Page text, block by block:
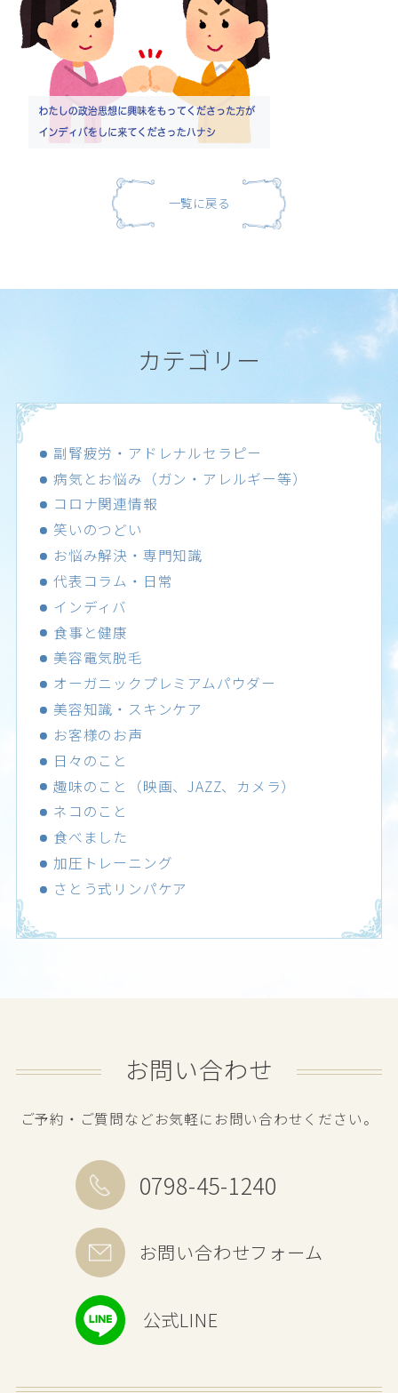
一覧に戻る
カテゴリー
副腎疲労・アドレナルセラピー
病気とお悩み（ガン・アレルギー等）
コロナ関連情報
笑いのつどい
お悩み解決・専門知識
代表コラム・日常
インディバ
食事と健康
美容電気脱毛
オーガニックプレミアムパウダー
美容知識・スキンケア
お客様のお声
日々のこと
趣味のこと（映画、JAZZ、カメラ）
ネコのこと
食べました
加圧トレーニング
さとう式リンパケア
お問い合わせ
ご予約・ご質問などお気軽にお問い合わせください。
0798-45-1240
お問い合わせフォーム
公式LINE